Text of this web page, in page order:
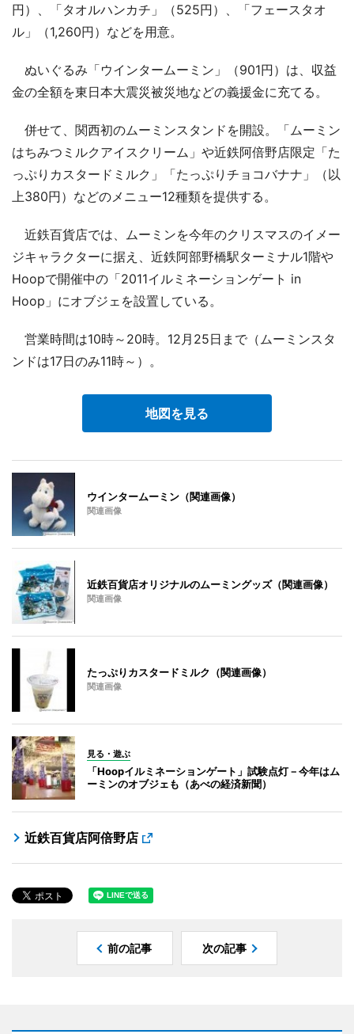
円）、「タオルハンカチ」（525円）、「フェースタオ
ル」（1,260円）などを用意。
ぬいぐるみ「ウインタームーミン」（901円）は、収益
金の全額を東日本大震災被災地などの義援金に充てる。
併せて、関西初のムーミンスタンドを開設。「ムーミン
はちみつミルクアイスクリーム」や近鉄阿倍野店限定「た
っぷりカスタードミルク」「たっぷりチョコバナナ」（以
上380円）などのメニュー12種類を提供する。
近鉄百貨店では、ムーミンを今年のクリスマスのイメー
ジキャラクターに据え、近鉄阿部野橋駅ターミナル1階や
Hoopで開催中の「2011イルミネーションゲート in
Hoop」にオブジェを設置している。
営業時間は10時～20時。12月25日まで（ムーミンスタ
ンドは17日のみ11時～）。
地図を見る
ウインタームーミン（関連画像）
関連画像
近鉄百貨店オリジナルのムーミングッズ（関連画像）
関連画像
たっぷりカスタードミルク（関連画像）
関連画像
見る・遊ぶ
「Hoopイルミネーションゲート」試験点灯－今年はム
ーミンのオブジェも（あべの経済新聞）
近鉄百貨店阿倍野店
前の記事 次の記事